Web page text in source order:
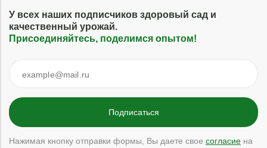
У всех наших подписчиков здоровый сад и
качественный урожай.
Присоединяйтесь, поделимся опытом!
Нажимая кнопку отправки формы, Вы даете свое согласие на